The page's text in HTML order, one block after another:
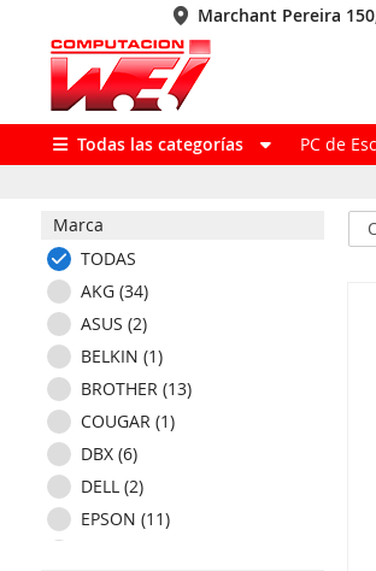
Marchant Pereira
Todas las categorías PC de
Marca
TODAS
AKG (34)
ASUS (2)
BELKIN (1)
BROTHER (13)
COUGAR (1)
DBX (6)
DELL (2)
EPSON (11)